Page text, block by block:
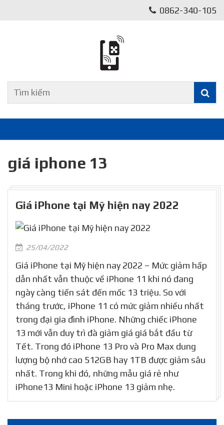
0862-340-105
giá iphone 13
Giá iPhone tại Mỹ hiện nay 2022
25/04/2022
Giá iPhone tại Mỹ hiện nay 2022 – Mức giảm hấp
dẫn nhất vẫn thuộc về iPhone 11 khi nó đang
ngày càng tiến sát đến mốc 13 triệu. So với
tháng trước, iPhone 11 có mức giảm nhiều nhất
trong đại gia đình iPhone. Những chiếc iPhone
13 mới vẫn duy trì đà giảm giá giá bắt đầu từ
Tết. Trong đó iPhone 13 Pro và Pro Max dung
lượng bộ nhớ cao 512GB hay 1TB được giảm sâu
nhất. Trong khi đó, những mẫu giá rẻ như
iPhone13 Mini hoặc iPhone 13 giảm nhẹ.